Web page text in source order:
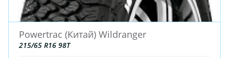
Powertrac (Китай) Wildranger
215/65 R16 98T